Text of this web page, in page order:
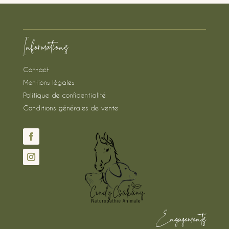
Informations
Contact
Mentions légales
Politique de confidentialité
Conditions générales de vente
Engagements